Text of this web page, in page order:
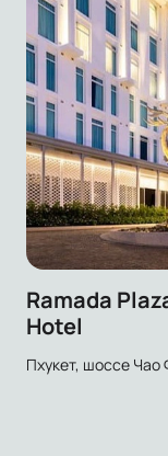
Ramada
Hotel
Пхукет, шоссе Чао